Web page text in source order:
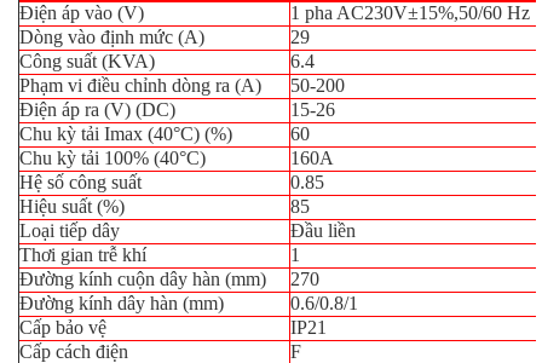
Điện áp vào (V)
1 pha AC230V±15%,50/60 Hz
Dòng vào định mức (A)
29
Công suất (KVA)
6.4
Phạm vi điều chỉnh dòng ra (A)
50-200
Điện áp ra (V) (DC)
15-26
Chu kỳ tải Imax (40°C) (%)
60
Chu kỳ tải 100% (40°C)
160A
Hệ số công suất
0.85
Hiệu suất (%)
85
Loại tiếp dây
Đầu liền
Thơi gian trễ khí
1
Đường kính cuộn dây hàn (mm)
270
Đường kính dây hàn (mm)
0.6/0.8/1
Cấp bảo vệ
IP21
Cấp cách điện
F